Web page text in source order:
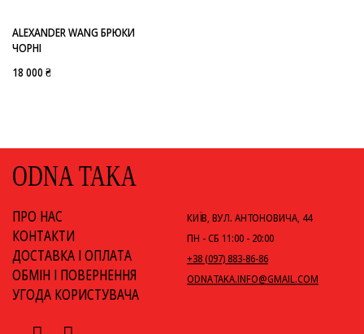
ALEXANDER WANG БРЮКИ
ЧОРНІ
18 000 ₴
ODNA TAKA
ПРО НАС
КОНТАКТИ
ДОСТАВКА І ОПЛАТА
ОБМІН І ПОВЕРНЕННЯ
УГОДА КОРИСТУВАЧА
КИЇВ, ВУЛ. АНТОНОВИЧА, 44
ПН - СБ 11:00 - 20:00
+38 (097) 883-86-86
ODNATAKA.INFO@GMAIL.COM